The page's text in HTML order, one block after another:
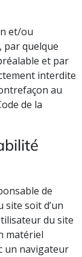
et/ou
par quelque
et par
interdite
au
de la
de
site soit d’un
du site
matériel
un navigateur